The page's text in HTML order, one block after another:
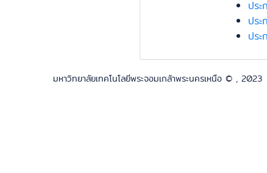
ปร
ปร
ปร
มหาวิทยาลัยเทคโนโลยีพระจอมเกล้าพระนครเหนื